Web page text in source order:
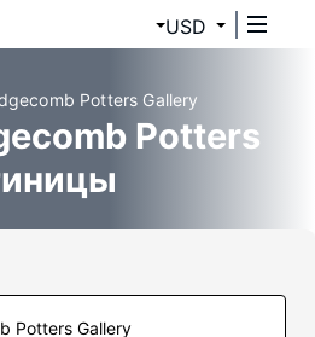
USD
Potters Gallery
Potters